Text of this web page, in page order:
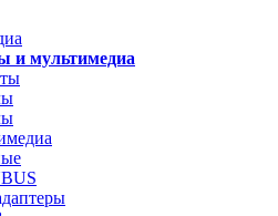
и мультимедиа